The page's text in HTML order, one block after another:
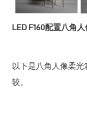
LED F160配置八角
以下是八角人像柔
较。